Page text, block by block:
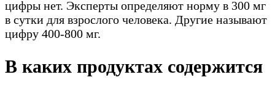
цифры нет. Эксперты определяют норму в 300 мг
в сутки для взрослого человека. Другие называют
цифру 400-800 мг.
В каких продуктах содержится